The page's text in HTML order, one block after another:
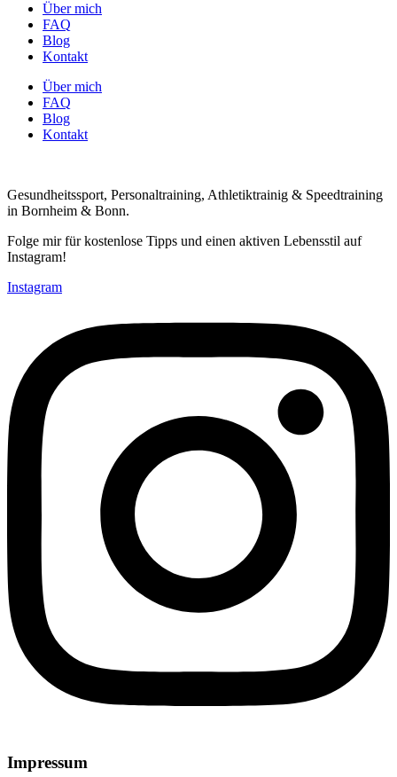
Über mich
FAQ
Blog
Kontakt
Über mich
FAQ
Blog
Kontakt
Gesundheitssport, Personaltraining, Athletiktrainig & Speedtraining
in Bornheim & Bonn.
Folge mir für kostenlose Tipps und einen aktiven Lebensstil auf
Instagram!
Instagram
Impressum